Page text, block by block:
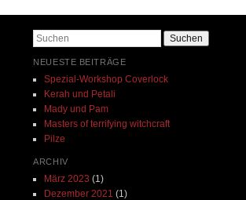
Suchen
NEUESTE BEITRÄGE
Spezial-Workshop Coverlock
Kerah und Petali
Mady und Pam
Masters of terrifying witchcraft
Pilze
ARCHIV
März 2023 (1)
Dezember 2021 (1)